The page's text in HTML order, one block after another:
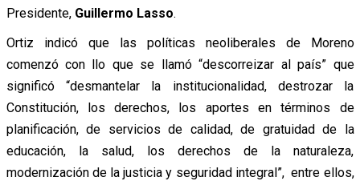
Presidente, Guillermo Lasso.
Ortiz indicó que las políticas neoliberales de Moreno
comenzó con llo que se llamó “descorreizar al país” que
significó “desmantelar la institucionalidad, destrozar la
Constitución, los derechos, los aportes en términos de
planificación, de servicios de calidad, de gratuidad de la
educación, la salud, los derechos de la naturaleza,
modernización de la justicia y seguridad integral”, entre ellos,